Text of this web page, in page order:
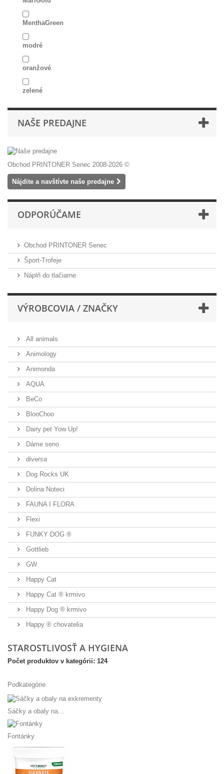
MenthaGreen
modré
oranžové
zelené
NAŠE PREDAJNE
Obchod PRINTONER Senec 2008-2026 ©
Nájdite a navštívte naše predajne
ODPORÚČAME
Obchod PRINTONER Senec
Šport-Trofeje
Náplň do tlačiarne
VÝROBCOVIA / ZNAČKY
All animals
Animology
Animonda
AQUA
BeCo
BlooChoo
Dairy pet Yow Up!
Dáme seno
diversa
Dog Rocks UK
Dolina Noteci
FAUNA I FLORA
Flexi
FUNKY DOG ®
Gottlieb
GW
Happy Cat
Happy Cat ® krmivo
Happy Dog ® krmivo
Happy ® chovatelia
STAROSTLIVOSŤ A HYGIENA
Počet produktov v kategórii: 124
Podkategórie
Sáčky a obaly na...
Fontánky